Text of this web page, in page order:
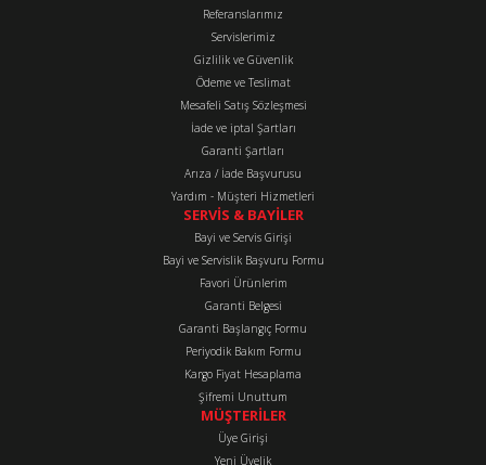
Ürün resmi kalitesiz, bozuk veya görüntülenemiyor.
Ürün bilgilerinde hatalar bulunuyor.
Ürün fiyatı diğer sitelerden daha pahalı.
Bu ürüne benzer farklı alternatifler olmalı.
Gönder
Referanslarımız
Servislerimiz
Gizlilik ve Güvenlik
Ödeme ve Teslimat
Mesafeli Satış Sözleşmesi
İade ve iptal Şartları
Garanti Şartları
Arıza / İade Başvurusu
Yardım - Müşteri Hizmetleri
SERVİS & BAYİLER
Bayi ve Servis Girişi
Bayi ve Servislik Başvuru Formu
Favori Ürünlerim
Garanti Belgesi
Garanti Başlangıç Formu
Periyodik Bakım Formu
Kargo Fiyat Hesaplama
Şifremi Unuttum
MÜŞTERİLER
Üye Girişi
Yeni Üyelik